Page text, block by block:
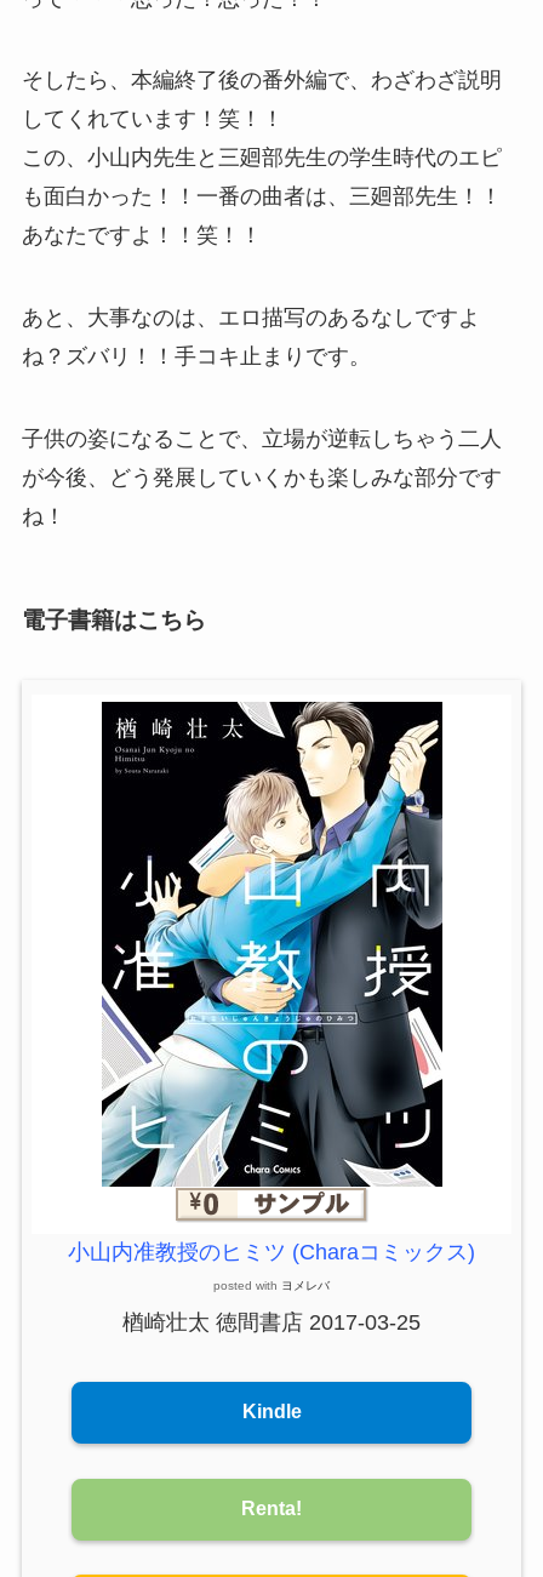
そしたら、本編終了後の番外編で、わざわざ説明
してくれています！笑！！
この、小山内先生と三廻部先生の学生時代のエピ
も面白かった！！一番の曲者は、三廻部先生！！
あなたですよ！！笑！！
あと、大事なのは、エロ描写のあるなしですよ
ね？ズバリ！！手コキ止まりです。
子供の姿になることで、立場が逆転しちゃう二人
が今後、どう発展していくかも楽しみな部分です
ね！
電子書籍はこちら
小山内准教授のヒミツ (Charaコミックス)
posted with ヨメレバ
楢崎壮太 徳間書店 2017-03-25
Kindle
Renta!